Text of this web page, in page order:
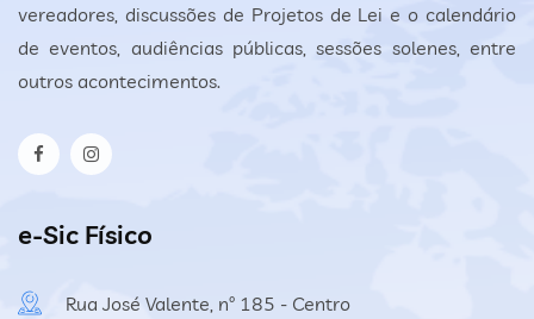
vereadores, discussões de Projetos de Lei e o calendário
de eventos, audiências públicas, sessões solenes, entre
outros acontecimentos.
e-Sic Físico
Rua José Valente, nº 185 - Centro